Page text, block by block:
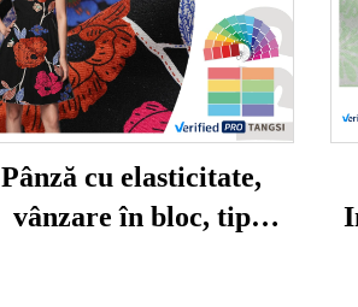
Pânză cu elasticitate,
vânzare în bloc, tip